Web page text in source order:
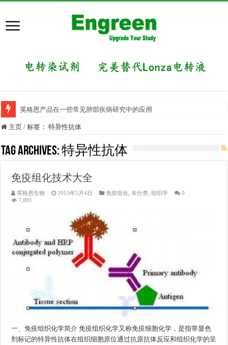
英格恩产品在一些常见肺部疾病研究中的应用
目前国内有哪些好的科研交流平台？
主页 / 标签：特异性抗体
Tag Archives:特异性抗体
免疫组化技术大全
英格恩生物 2015年5月4日 免疫组化 未分类 ,组织学
0
7,001
一、免疫组织化学简介 免疫组织化学又称免疫细胞化学，是指带显色
剂标记的特异性抗体在组织细胞原位通过抗原抗体反应和组织化学的呈